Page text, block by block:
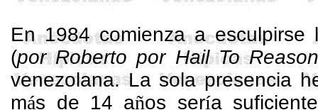
En 1984 comienza a esculpirse
(por Roberto por Hail To Reason
venezolana. La sola presencia
más de 14 años sería